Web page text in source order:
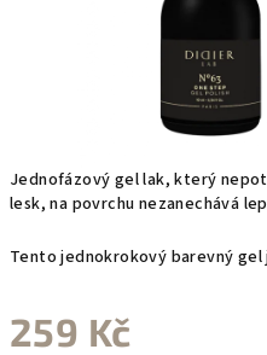
Jednofázový gel lak, který
lesk, na povrchu nezanechává
Tento jednokrokový barevný gel
259 Kč